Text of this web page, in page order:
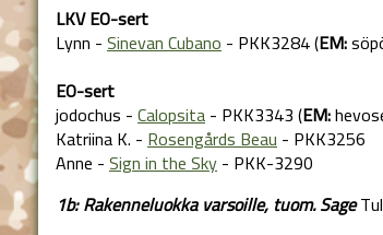
LKV EO-sert
Lynn -Sinevan Cubano- PKK3284 (EM:
EO-sert
jodochus -Calopsita- PKK3343 (EM:
Katriina K. -Rosengårds Beau- PKK3256
Anne -Sign in the Sky- PKK-3290
1b: Rakenneluokka varsoille, tuom. Sage